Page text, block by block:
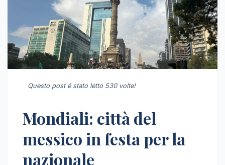
Questo post é stato letto 530 volte!
Mondiali: città del
messico in festa per la
nazionale